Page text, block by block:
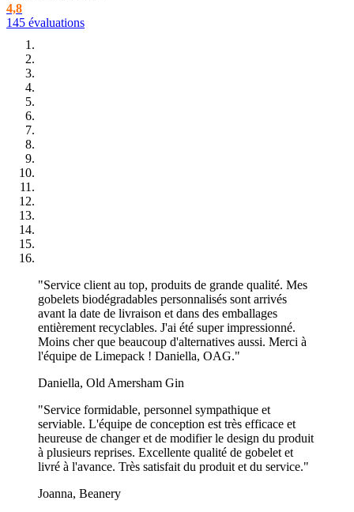
4,8
145 évaluations
"Service client au top, produits de grande qualité. Mes
gobelets biodégradables personnalisés sont arrivés
avant la date de livraison et dans des emballages
entièrement recyclables. J'ai été super impressionné.
Moins cher que beaucoup d'alternatives aussi. Merci à
l'équipe de Limepack ! Daniella, OAG."
Daniella, Old Amersham Gin
"Service formidable, personnel sympathique et
serviable. L'équipe de conception est très efficace et
heureuse de changer et de modifier le design du produit
à plusieurs reprises. Excellente qualité de gobelet et
livré à l'avance. Très satisfait du produit et du service."
Joanna, Beanery